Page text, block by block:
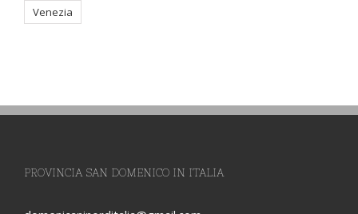
Venezia
PROVINCIA SAN DOMENICO IN ITALIA